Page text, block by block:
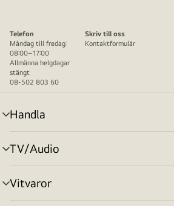
Telefon
Måndag till fredag:
08:00–17:00
Allmänna helgdagar
stängt
08-502 803 60
Skriv till oss
Kontaktformulär
Handla
menyväxling
TV/Audio
menyväxling
Vitvaror
menyväxling